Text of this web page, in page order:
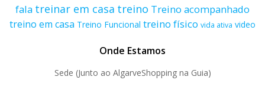
fala treinar em casa treino Treino acompanhado
treino em casa Treino Funcional treino físico vida ativa video
Onde Estamos
Sede (Junto ao AlgarveShopping na Guia)